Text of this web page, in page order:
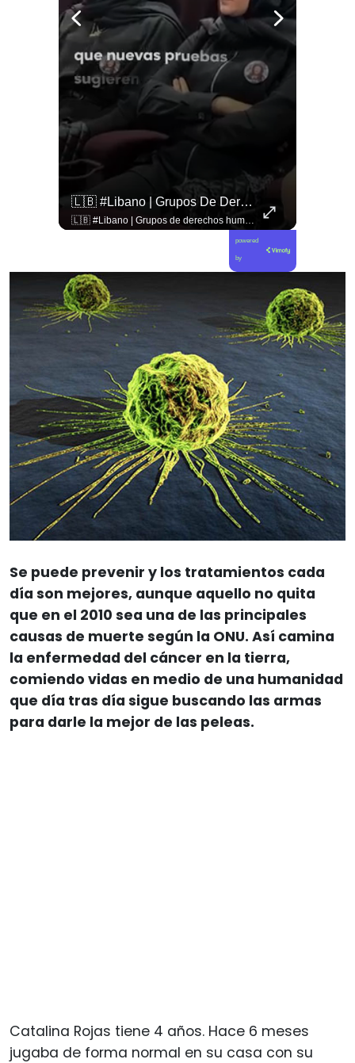
🇱🇧 #Libano | Grupos De Derechos Humanos Presentan Pruebas Sobre El Asesinato De La Periodista Libanesa Amal Khalil, Asesinada Por Israel.
🇱🇧 #Libano | Grupos de derechos humanos presentan pruebas sobre el asesinato de la periodista libanesa Amal Khalil, asesinada por Israel.
powered
by
Se puede prevenir y los tratamientos cada
día son mejores, aunque aquello no quita
que en el 2010 sea una de las principales
causas de muerte según la ONU. Así camina
la enfermedad del cáncer en la tierra,
comiendo vidas en medio de una humanidad
que día tras día sigue buscando las armas
para darle la mejor de las peleas.
Catalina Rojas tiene 4 años. Hace 6 meses
jugaba de forma normal en su casa con su